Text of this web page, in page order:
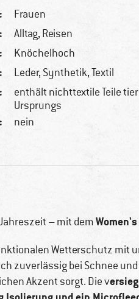
Frauen
Alltag, Reisen
Knöchelhoch
Leder, Synthetik, Textil
enthält nichttextile Teile
Ursprungs
nein
– mit demWomen's
Wetterschutz mit
zuverlässig bei Schnee und
Akzent sorgt. Die v